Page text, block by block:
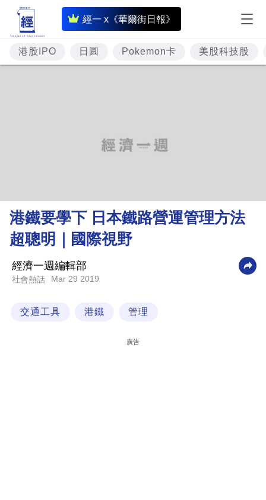
經一 x《華爾街日報》
即
時
財
經
理
財
商
業
科
港股IPO 日圓 Pokemon卡 美股科技股
港鐵要學下 日本鐵路營運管理方法
超聰明｜國際視野
經濟一週編輯部
社會熱話 Mar 29 2019
交通工具 港鐵 管理
廣告